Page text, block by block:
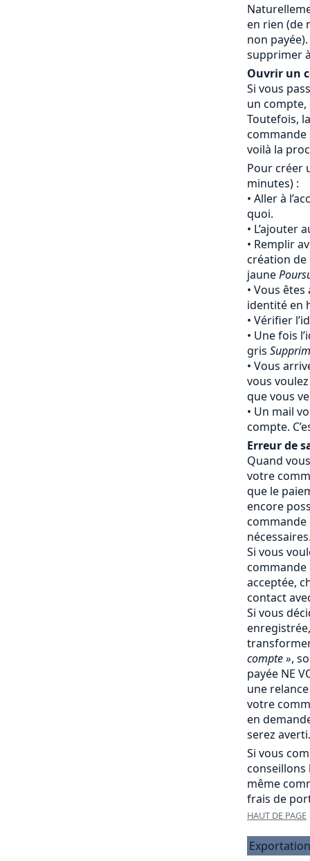
en rien (de
non
supprimer
Ouvrir un
Si vous
un compte,
Toutefois,
commande
voilà la
Pour créer
minutes) :
Aller à
quoi.
L’ajouter
Remplir
création
jaune
Vous êtes
identité en
Vérifier
Une fois
gris
Vous
vous
que vous
Un mail
compte.
Erreur de
Quand
votre
que le
encore
commande
Si vous
commande
acceptée,
contact
Si vous
compte »,
payée NE
une
votre
en
serez averti.
Si vous
conseillons
même
frais de
HAUT DE PAGE